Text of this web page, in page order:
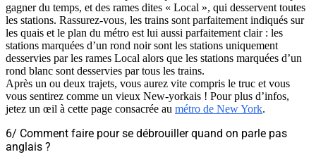
gagner du temps, et des rames dites « Local », qui desservent toutes
les stations. Rassurez-vous, les trains sont parfaitement indiqués sur
les quais et le plan du métro est lui aussi parfaitement clair : les
stations marquées d’un rond noir sont les stations uniquement
desservies par les rames Local alors que les stations marquées d’un
rond blanc sont desservies par tous les trains.
Après un ou deux trajets, vous aurez vite compris le truc et vous
vous sentirez comme un vieux New-yorkais ! Pour plus d’infos,
jetez un œil à cette page consacrée au métro de New York.
6/ Comment faire pour se débrouiller quand on parle pas
anglais ?